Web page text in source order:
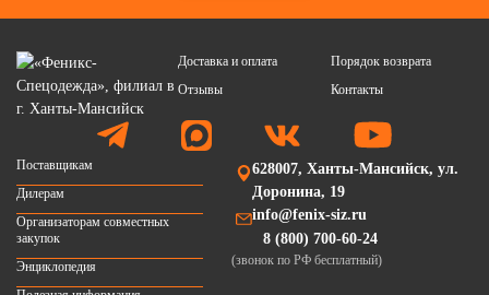
Доставка и оплата
Порядок возврата
Отзывы
Контакты
Поставщикам
Дилерам
Организаторам совместных
закупок
Энциклопедия
628007, Ханты-Мансийск, ул.
Доронина, 19
info@fenix-siz.ru
8 (800) 700-60-24
(звонок по РФ бесплатный)